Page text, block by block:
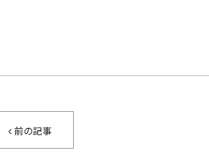
前の記事